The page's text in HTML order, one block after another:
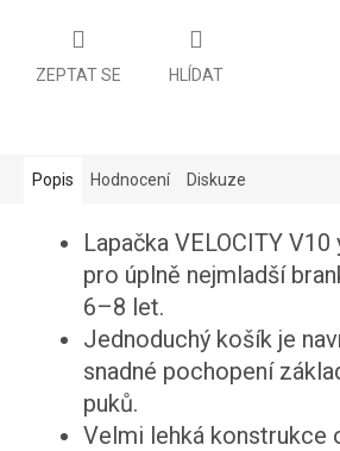
ZEPTAT SE HLÍDAT
Popis Hodnocení Diskuze
Lapačka VELOCITY
pro úplně nejmladší
6–8 let.
Jednoduchý košík je
snadné pochopení
puků.
Velmi lehká konstrukce